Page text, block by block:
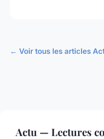
← Voir tous les articles
Actu — Lectures